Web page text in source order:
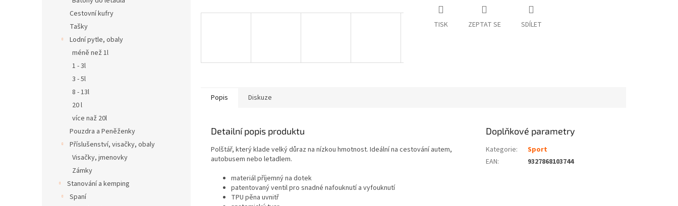
Cestovní kufry
Tašky
Lodní pytle, obaly
méně než 1l
1 - 3l
3 - 5l
8 - 13l
20 l
více naž 20l
Pouzdra a Peněženky
Příslušenství, visačky, obaly
Visačky, jmenovky
Zámky
Stanování a kemping
Spaní
TISK ZEPTAT SE SDÍLET
Popis Diskuze
Detailní popis produktu
Polštář, který klade velký důraz na nízkou hmotnost. Ideální na cestování autem,
autobusem nebo letadlem.
materiál příjemný na dotek
patentovaný ventil pro snadné nafouknutí a vyfouknutí
TPU pěna uvnitř
Doplňkové parametry
Kategorie:
Sport
EAN: 9327868103744